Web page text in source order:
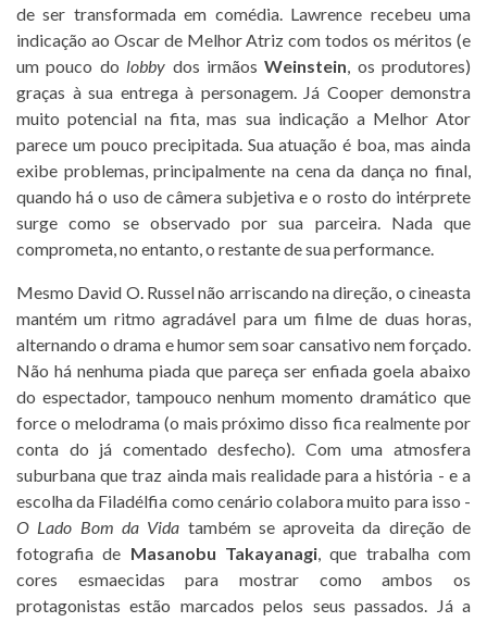
de ser transformada em comédia. Lawrence recebeu uma
indicação ao Oscar de Melhor Atriz com todos os méritos (e
um pouco do lobby dos irmãosWeinstein, os produtores)
graças à sua entrega à personagem. Já Cooper demonstra
muito potencial na fita, mas sua indicação a Melhor Ator
parece um pouco precipitada. Sua atuação é boa, mas ainda
exibe problemas, principalmente na cena da dança no final,
quando há o uso de câmera subjetiva e o rosto do intérprete
surge como se observado por sua parceira. Nada que
comprometa, no entanto, o restante de sua performance.
Mesmo David O. Russel não arriscando na direção, o cineasta
mantém um ritmo agradável para um filme de duas horas,
alternando o drama e humor sem soar cansativo nem forçado.
Não há nenhuma piada que pareça ser enfiada goela abaixo
do espectador, tampouco nenhum momento dramático que
force o melodrama (o mais próximo disso fica realmente por
conta do já comentado desfecho). Com uma atmosfera
suburbana que traz ainda mais realidade para a história - e a
escolha da Filadélfia como cenário colabora muito para isso -
O Lado Bom da Vida também se aproveita da direção de
fotografia de Masanobu Takayanagi, que trabalha com
cores esmaecidas para mostrar como ambos os
protagonistas estão marcados pelos seus passados. Já a